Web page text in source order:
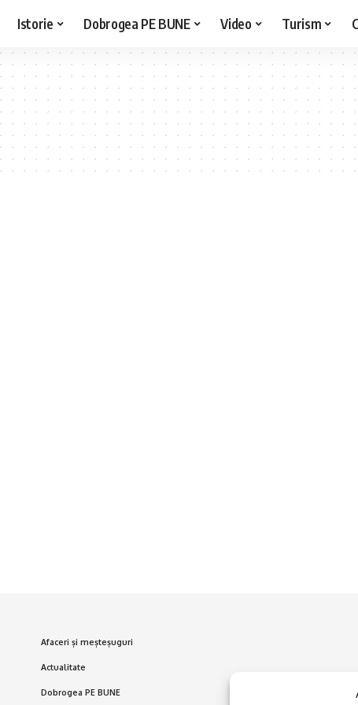
Istorie Dobrogea PE BUNE Video Turism
Afaceri și meșteșuguri
Actualitate
Dobrogea PE BUNE